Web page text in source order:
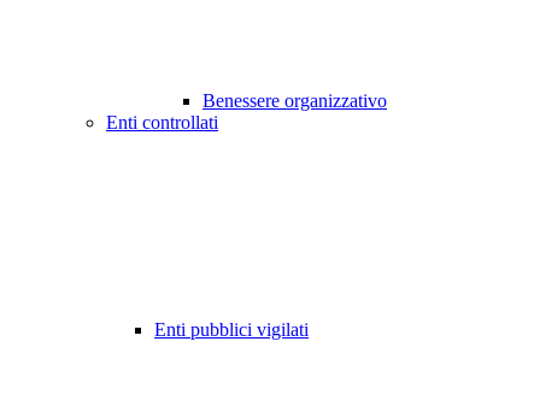
Benessere organizzativo
Enti controllati
Enti pubblici vigilati